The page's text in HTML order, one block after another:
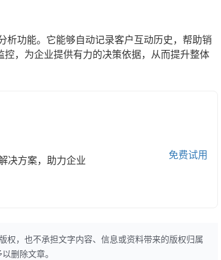
析功能。它能够自动记录客户互动历史，帮助销
，为企业提供有力的决策依据，从而提升整体
决方案，助力企业
免费试用
权，也不承担文字内容、信息或资料带来的版权归属
删除文章。